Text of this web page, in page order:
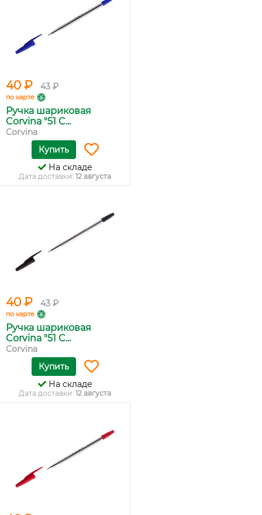
40 ₽ 43 ₽
по карте
Ручка шариковая
Corvina "51 C...
Corvina
Купить
На складе
Дата доставки: 12 августа
40 ₽ 43 ₽
по карте
Ручка шариковая
Corvina "51 C...
Corvina
Купить
На складе
Дата доставки: 12 августа